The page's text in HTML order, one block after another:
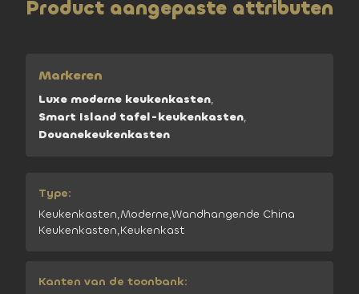
Product aangepaste attributen
Markeren
Luxe moderne keukenkasten,
Smart Island tafel-keukenkasten,
Douanekeukenkasten
Type:
Keukenkasten,Moderne,Wandhangende China
Keukenkasten,Keukenkast
Kanten van de toonbank: